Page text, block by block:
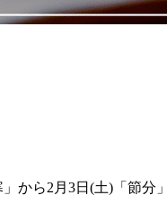
から2月3日(土)「節